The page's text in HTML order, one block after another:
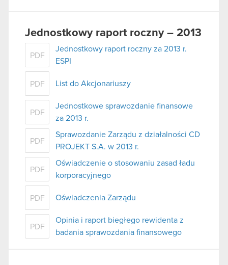
Jednostkowy raport roczny – 2013
PDF
Jednostkowy raport roczny za 2013 r.
ESPI
PDF List do Akcjonariuszy
PDF
Jednostkowe sprawozdanie finansowe
za 2013 r.
PDF
Sprawozdanie Zarządu z działalności CD
PROJEKT S.A. w 2013 r.
PDF
Oświadczenie o stosowaniu zasad ładu
korporacyjnego
PDF Oświadczenia Zarządu
PDF
Opinia i raport biegłego rewidenta z
badania sprawozdania finansowego